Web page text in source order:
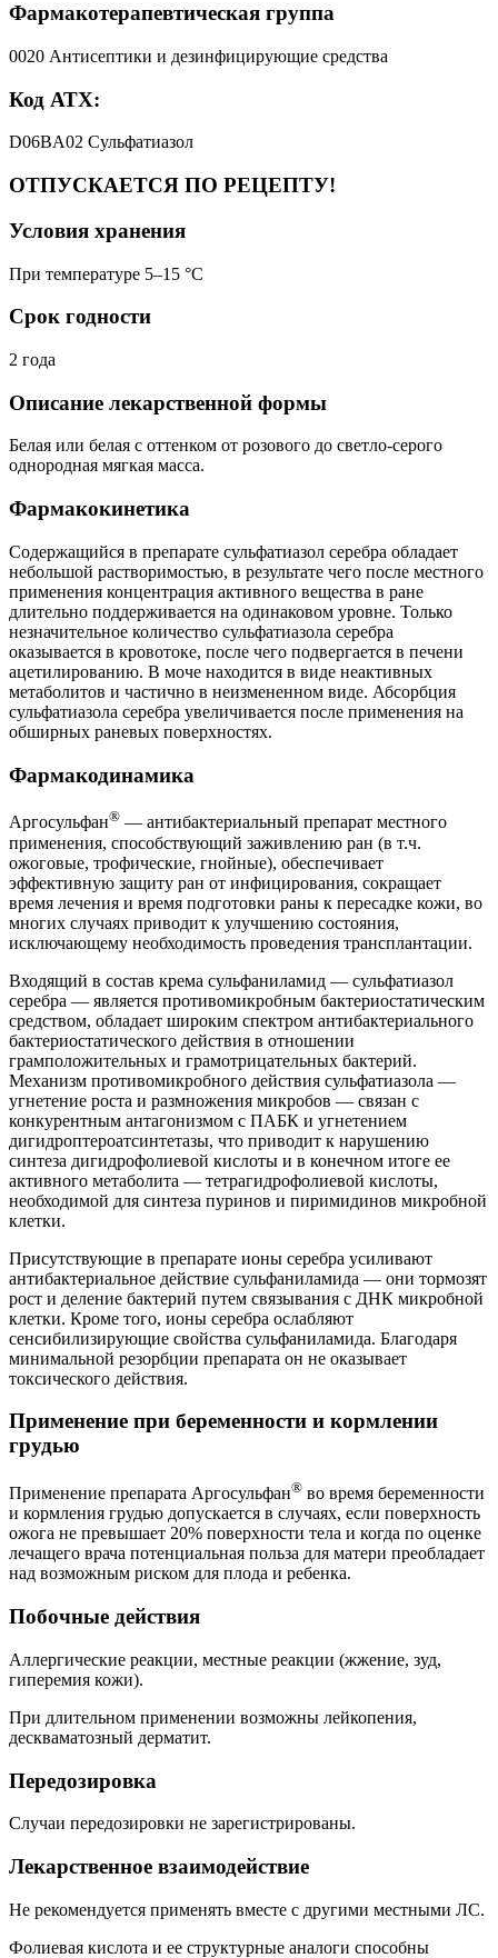
Фармакотерапевтическая группа
0020 Антисептики и дезинфицирующие средства
Код АТХ:
D06BA02 Сульфатиазол
ОТПУСКАЕТСЯ ПО РЕЦЕПТУ!
Условия хранения
При температуре 5–15 °C
Срок годности
2 года
Описание лекарственной формы
Белая или белая с оттенком от розового до светло-серого
однородная мягкая масса.
Фармакокинетика
Содержащийся в препарате сульфатиазол серебра обладает
небольшой растворимостью, в результате чего после местного
применения концентрация активного вещества в ране
длительно поддерживается на одинаковом уровне. Только
незначительное количество сульфатиазола серебра
оказывается в кровотоке, после чего подвергается в печени
ацетилированию. В моче находится в виде неактивных
метаболитов и частично в неизмененном виде. Абсорбция
сульфатиазола серебра увеличивается после применения на
обширных раневых поверхностях.
Фармакодинамика
Аргосульфан® — антибактериальный препарат местного
применения, способствующий заживлению ран (в т.ч.
ожоговые, трофические, гнойные), обеспечивает
эффективную защиту ран от инфицирования, сокращает
время лечения и время подготовки раны к пересадке кожи, во
многих случаях приводит к улучшению состояния,
исключающему необходимость проведения трансплантации.
Входящий в состав крема сульфаниламид — сульфатиазол
серебра — является противомикробным бактериостатическим
средством, обладает широким спектром антибактериального
бактериостатического действия в отношении
грамположительных и грамотрицательных бактерий.
Механизм противомикробного действия сульфатиазола —
угнетение роста и размножения микробов — связан с
конкурентным антагонизмом с ПАБК и угнетением
дигидроптероатсинтетазы, что приводит к нарушению
синтеза дигидрофолиевой кислоты и в конечном итоге ее
активного метаболита — тетрагидрофолиевой кислоты,
необходимой для синтеза пуринов и пиримидинов микробной
клетки.
Присутствующие в препарате ионы серебра усиливают
антибактериальное действие сульфаниламида — они тормозят
рост и деление бактерий путем связывания с ДНК микробной
клетки. Кроме того, ионы серебра ослабляют
сенсибилизирующие свойства сульфаниламида. Благодаря
минимальной резорбции препарата он не оказывает
токсического действия.
Применение при беременности и кормлении
грудью
Применение препарата Аргосульфан® во время беременности
и кормления грудью допускается в случаях, если поверхность
ожога не превышает 20% поверхности тела и когда по оценке
лечащего врача потенциальная польза для матери преобладает
над возможным риском для плода и ребенка.
Побочные действия
Аллергические реакции, местные реакции (жжение, зуд,
гиперемия кожи).
При длительном применении возможны лейкопения,
дескваматозный дерматит.
Передозировка
Случаи передозировки не зарегистрированы.
Лекарственное взаимодействие
Не рекомендуется применять вместе с другими местными ЛС.
Фолиевая кислота и ее структурные аналоги способны